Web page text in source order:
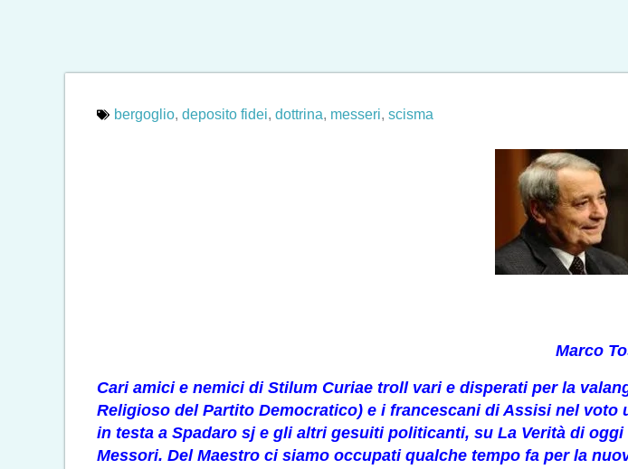
bergoglio, deposito fidei, dottrina, messeri, scisma
Marco
Cari amici e nemici di Stilum Curiae troll vari e disperati per la
Religioso del Partito Democratico) e i francescani di Assisi nel
in testa a Spadaro sj e gli altri gesuiti politicanti, su La Verità di
Messori. Del Maestro ci siamo occupati qualche tempo fa per la